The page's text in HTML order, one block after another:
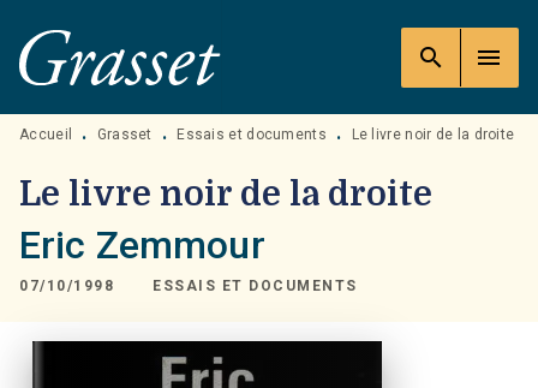
MENU RECHERCHE
PIED DE PAGE
search menu
Accueil • Grasset • Essais et documents • Le livre noir de la droite
Le livre noir de la droite
Eric Zemmour
07/10/1998 ESSAIS ET DOCUMENTS